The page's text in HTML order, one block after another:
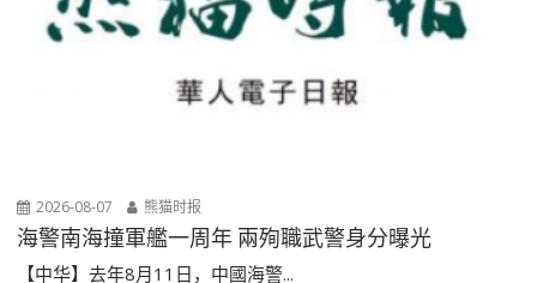
2026-08-07 熊猫时报
海警南海撞軍艦一周年 兩殉職武警身分曝光
【中华】去年8月11日，中國海警...